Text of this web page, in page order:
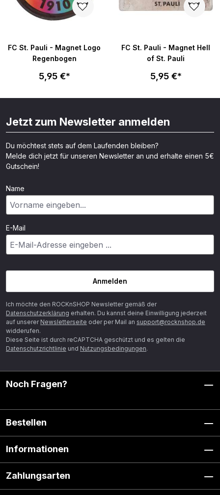
von 5 Sternen
FC St. Pauli - Magnet Logo
Regenbogen
5,95 €*
FC St. Pauli - Magnet Hell
of St. Pauli
5,95 €*
Jetzt zum Newsletter anmelden
Du möchtest stets auf dem Laufenden bleiben?
Melde dich jetzt für unseren Newsletter an und erhalte einen 5€
Gutschein!
Name
E-Mail
Anmelden
Ich möchte den ROCKnSHOP Newsletter gemäß der
Datenschutzerklärung erhalten. Du kannst deine Einwilligung jederzeit
auf unserer Newsletterseite oder per Mail an support@rocknshop.de
widderufen.
Diese Seite ist durch reCAPTCHA geschützt und es gelten die
Datenschutzrichtlinie und Nutzungsbedingungen.
Noch Fragen?
Bestellen
Informationen
Zahlungsarten